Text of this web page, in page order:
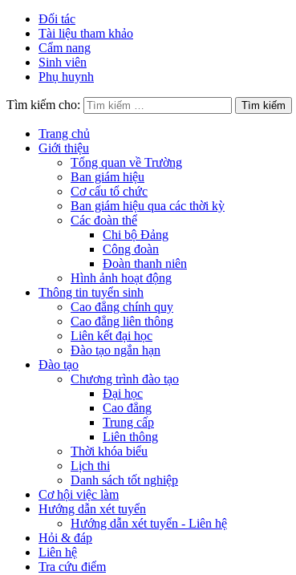
Đối tác
Tài liệu tham khảo
Cẩm nang
Sinh viên
Phụ huynh
Tìm kiếm cho:
Trang chủ
Giới thiệu
Tổng quan về Trường
Ban giám hiệu
Cơ cấu tổ chức
Ban giám hiệu qua các thời kỳ
Các đoàn thể
Chi bộ Đảng
Công đoàn
Đoàn thanh niên
Hình ảnh hoạt động
Thông tin tuyển sinh
Cao đẳng chính quy
Cao đẳng liên thông
Liên kết đại học
Đào tạo ngắn hạn
Đào tạo
Chương trình đào tạo
Đại học
Cao đẳng
Trung cấp
Liên thông
Thời khóa biểu
Lịch thi
Danh sách tốt nghiệp
Cơ hội việc làm
Hướng dẫn xét tuyển
Hướng dẫn xét tuyển - Liên hệ
Hỏi & đáp
Liên hệ
Tra cứu điểm